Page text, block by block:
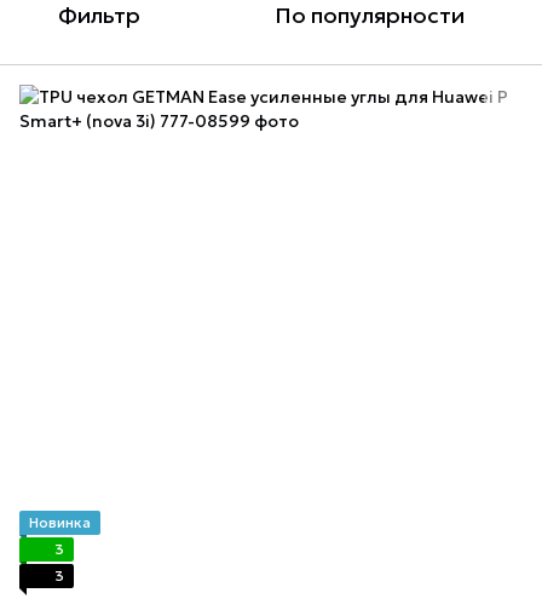
Фильтр По популярности
Новинка
3
3